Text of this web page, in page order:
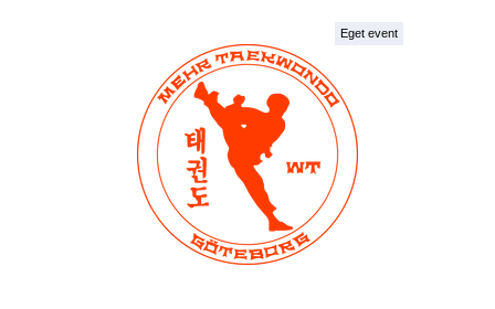
Eget event